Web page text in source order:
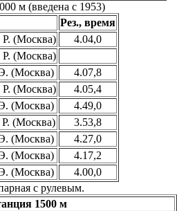
м (введена с 1953)
Рез., время
Р. (Москва)
4.04,0
Р. (Москва)
(Москва)
4.07,8
Р. (Москва)
4.05,4
(Москва)
4.49,0
(Москва)
3.53,8
(Москва)
4.27,0
(Москва)
4.17,2
(Москва)
4.00,0
с рулевым.
1500 м